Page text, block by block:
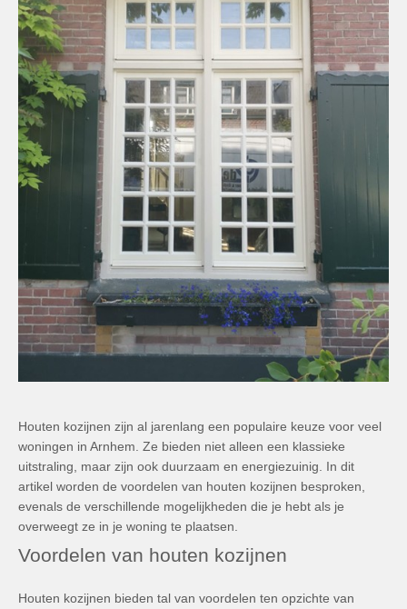
Houten kozijnen zijn al jarenlang een populaire keuze voor veel
woningen in Arnhem. Ze bieden niet alleen een klassieke
uitstraling, maar zijn ook duurzaam en energiezuinig. In dit
artikel worden de voordelen van houten kozijnen besproken,
evenals de verschillende mogelijkheden die je hebt als je
overweegt ze in je woning te plaatsen.
Voordelen van houten kozijnen
Houten kozijnen bieden tal van voordelen ten opzichte van